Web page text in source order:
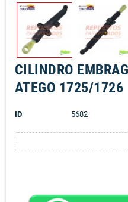
CILINDRO
ATEGO 1725/1726
ID 5682